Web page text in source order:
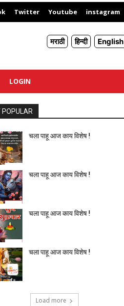
Twitter Youtube instagram
मराठी हिन्दी English
LOGIN
POPULAR
चला पाहू आज काय विशेष !
चला पाहू आज काय विशेष !
चला पाहू आज काय विशेष !
चला पाहू आज काय विशेष !
Load more